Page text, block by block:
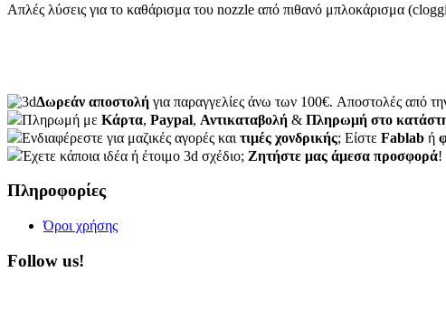
Απλές λύσεις για το καθάρισμα του nozzle από πιθανό μπλοκάρισμα
Δωρεάν αποστολή για παραγγελίες άνω των 100€. Aποστολές από
Πληρωμή με Κάρτα, Paypal, Αντικαταβολή & Πληρωμή στο
Ενδιαφέρεστε για μαζικές αγορές και τιμές χονδρικής; Είστε Fablab ή
Έχετε κάποια ιδέα ή έτοιμο 3d σχέδιο; Ζητήστε μας άμεσα προσφορά!
Πληροφορίες
Όροι χρήσης
Follow us!